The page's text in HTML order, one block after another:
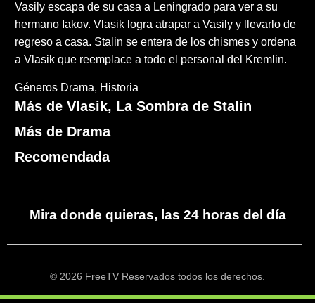
Vasily escapa de su casa a Leningrado para ver a su
hermano Iakov. Vlasik logra atrapar a Vasily y llevarlo de
regreso a casa. Stalin se entera de los chismes y ordena
a Vlasik que reemplace a todo el personal del Kremlin.
Géneros Drama Historia
Más de Vlasik, La Sombra de Stalin
Más de Drama
Recomendada
Mira donde quieras, las 24 horas del día
© 2026 FreeTV Reservados todos los derechos.